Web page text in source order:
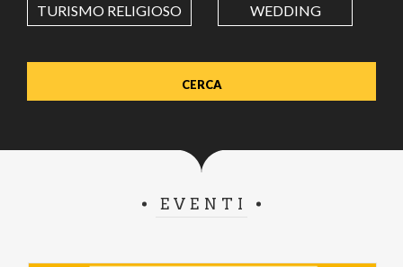
Value in decimal degrees. Use dot (.) as decimal separator.
TURISMO RELIGIOSO WEDDING
EVENTI